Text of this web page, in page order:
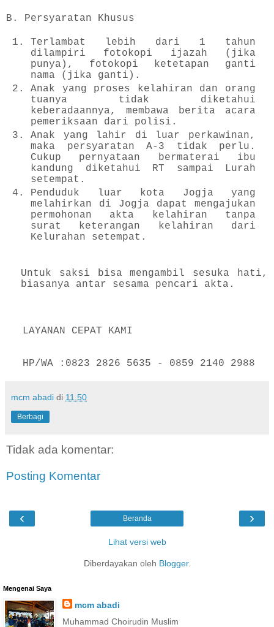
B. Persyaratan Khusus
Terlambat lebih dari 1 tahun
dilampiri fotokopi ijazah (jika
punya), fotokopi ketetapan ganti
nama (jika ganti).
Anak yang proses kelahiran dan orang
tuanya tidak diketahui
keberadaannya, membawa berita acara
pemeriksaan dari polisi.
Anak yang lahir di luar perkawinan,
maka persyaratan A-3 tidak perlu.
Cukup pernyataan bermaterai ibu
kandung diketahui RT sampai Lurah
setempat.
Penduduk luar kota Jogja yang
melahirkan di Jogja dapat mengajukan
permohonan akta kelahiran tanpa
surat keterangan kelahiran dari
Kelurahan setempat.
Untuk saksi bisa mengambil sesuka hati,
biasanya antar sesama pencari akta.
LAYANAN CEPAT KAMI
HP/WA :0823 2826 5635 - 0859 2140 2988
mcm abadi di 11.50
Berbagi
Tidak ada komentar:
Posting Komentar
‹ ›
Beranda
Lihat versi web
Diberdayakan oleh Blogger.
Mengenai Saya
mcm abadi
Muhammad Choirudin Muslim